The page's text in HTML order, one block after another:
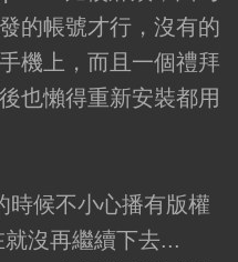
的帳號才行，沒有的
機上，而且一個禮拜
也懶得重新安裝都用
時候不小心播有版權
沒再繼續下去...